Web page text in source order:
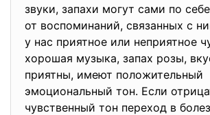
звуки, запахи могут сами по
от воспоминаний, связанных с
у нас приятное или неприятное
хорошая музыка, запах розы,
приятны, имеют положительный
эмоциональный тон. Если
чувственный тон переход в